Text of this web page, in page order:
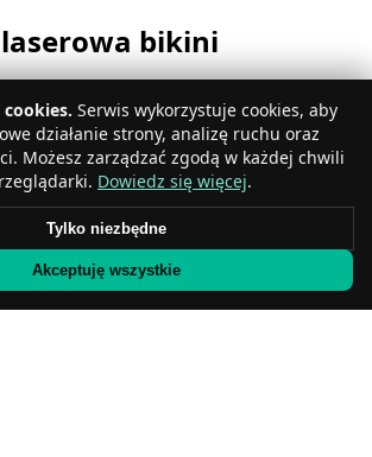
bikini
Serwis wykorzystuje cookies, aby
działanie strony, analizę ruchu oraz
Możesz zarządzać zgodą w każdej chwili
Dowiedz się więcej.
Tylko niezbędne
Akceptuję wszystkie